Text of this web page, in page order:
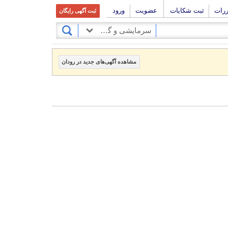
ثبت شکایات عضویت ورود ثبت آگهی رایگان
سرمایشی و گرمایشی
مشاهده آگهی‌های جدید در رودان